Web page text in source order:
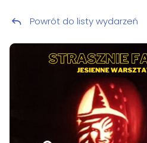
Przeskocz do treści
Powrót do listy wydarzeń